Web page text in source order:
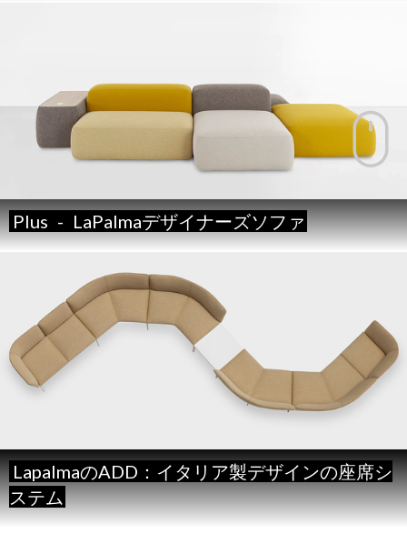
Plus - LaPalmaデザイナーズソファ
LapalmaのADD：イタリア製デザインの座席シ
ステム